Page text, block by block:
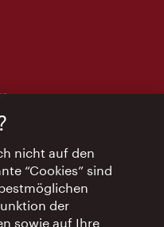
Uhr
nicht auf den
“Cookies” sind
der
sowie auf Ihre